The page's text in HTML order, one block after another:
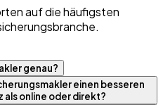
auf die häufigsten
genau?
einen besseren
als online oder direkt?